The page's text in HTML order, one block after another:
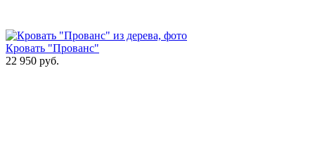
Кровать "Прованс"
22 950 руб.